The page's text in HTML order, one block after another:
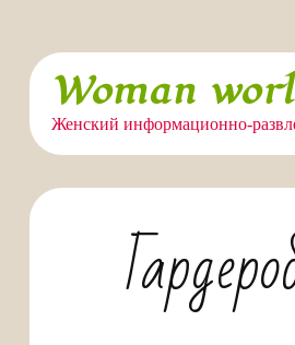
Перейти
содержимомуWoman
Женский информационно-